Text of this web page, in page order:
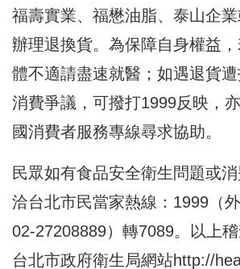
福壽實業、福懋油脂、泰山企
辦理退換貨。為保障自身權益
體不適請盡速就醫；如遇退貨
消費爭議，可撥打1999反映，
國消費者服務專線尋求協助。
民眾如有食品安全衛生問題或
洽台北市民當家熱線：1999（
02-27208889）轉7089。以上
台北市政府衛生局網站http://